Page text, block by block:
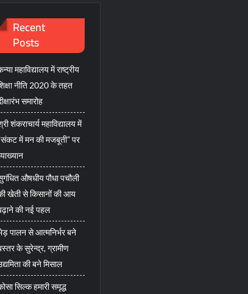
Recent
Posts
महाविद्यालय में राष्ट्रीय
नीति 2020 के तहत
समारोह
शंकराचार्य महाविद्यालय में
में मन की मजबूती” पर
औषधीय पौधा पचौली
खेती से किसानों की आय
की नई पहल
पालन से आत्मनिर्भर बने
के सुरेन्द्र, ग्रामीण
की बने मिसाल
सिल्क हमारी समृद्ध